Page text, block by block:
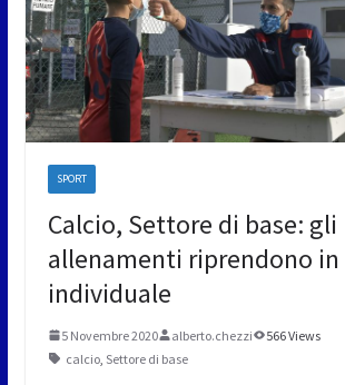
SPORT
Calcio, Settore di base: gli
allenamenti riprendono
individuale
5 Novembre 2020 alberto.chezzi
566 Views
calcio, Settore di base